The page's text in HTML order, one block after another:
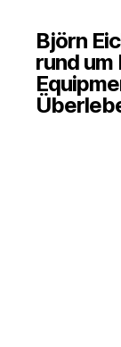
Björn
rund